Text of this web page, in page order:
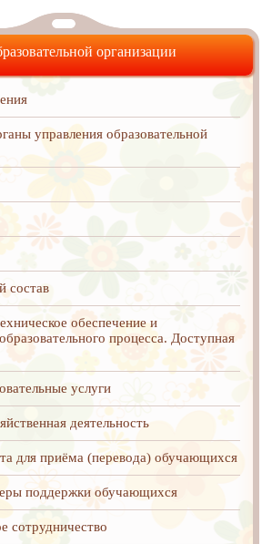
организации
управления образовательной
состав
обеспечение и
процесса. Доступная
услуги
деятельность
для приёма (перевода) обучающихся
поддержки обучающихся
cотрудничество